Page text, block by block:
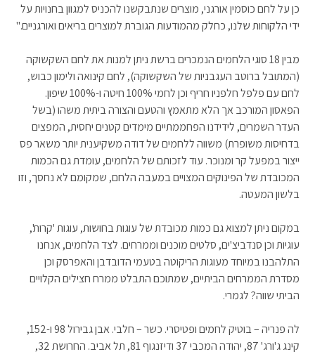
כן על לחם כוסמין אורגני, מוצרים שנתבקשנו להכניס למגוון בחנויות על
ידי הלקוחות שלנו, כחלק מהמודעות הגוברת למוצרים בריאים ואורגניים."
מבין 18 סוגי הלחמים הנמכרים ברשת ניתן למנות את לחם השקשוקה
(המתובל ברוטב העגבניות של השקשוקה), לחם קינואה ולימון כבוש,
לחם עם פלפל חלפניו חריף וכן לחמי 100% חיטה ו-100% שיפון.
הפאסון המורכב אך הלא מתאמץ והטעם והצורה ביתית משהו (בשל
העדר השמרים, לידידנו הפחממתיים מימדים קטנים יחסית, המפצים
בדחיסות משופרת) משווה ללחמים של דודה משקיענית יותר משאר פס
ייצור במפעל קר ומנוכר. עוד לזכותם של הלחמים, עומדת גם הכמות
המכובדת של הפינוקים המצויים במעבה הלחם, שמקומם לא נחסך, וזו
בלשון המעטה.
במקום ניתן למצוא גם כמות מכובדת של עוגות בחושות, עוגות 'קרות',
עוגיות וכן סנדביצ'ים, סלטים מוכנים וממרחים. לצד הלחמים, אנחנו
התלהבנו במיוחד מעוגות הריקוטה בטעמי הדובדבן והאפרסק וכן
מסדרת הממרחים הביתיים, שמתוכם התבלט ממרח חצילים הקלויים
הביתי שווה? לגמרי.
לה פנריה – בוטיק לחמים ופטיסרי. כשר – חלבי. אבן גבירול 98 ו-152,
קינג ג'ורג' 87, יהודה המכבי 37 ודיזנגוף 81, תל אביב. החרושת 32,